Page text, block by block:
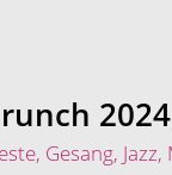
, Gesang, Jazz,